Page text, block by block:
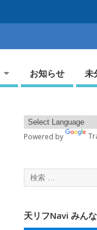
お知らせ 未
Powered by
天リフNavi みん